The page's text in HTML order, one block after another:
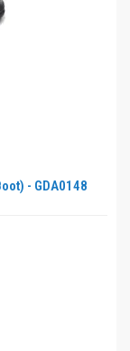
- GDA0148